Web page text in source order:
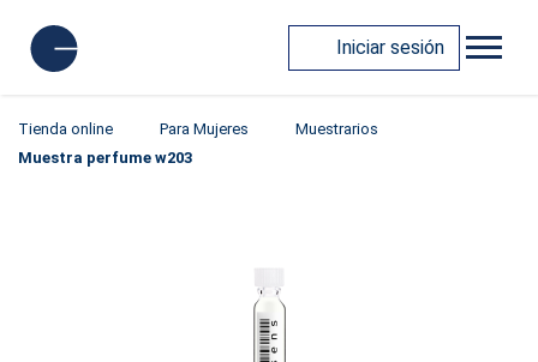
Iniciar sesión
Tienda online Para Mujeres
Muestrarios
Muestra perfume w203